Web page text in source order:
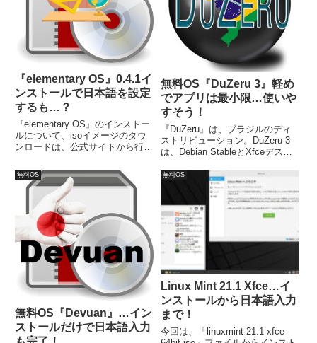
『elementary OS』0.4.1イ
ンストールで日本語を設定
するも…？
『elementary OS』のインストー
ルについて、isoイメージのタウ
ンロードは、公式サイトから行い
ができますので無料も可能です。
USBメモリへの書き込みは、
UNetbootinで行い、問題なくライ
ブ起動出来ています。
無料OS『DuZeru 3』軽め
でアプリは最小限…使いや
すそう！
『DuZeru』は、ブラジルのディ
ストリビューション。DuZeru 3
は、Debian StableとXfceデスク
インストールアプリは最小限で
す。システム要件については、
CPU：1.0 Ghz、RAM：512MB、
HD：4.5GB。
無料OS
無料OS『Devuan』…イン
ストールだけで日本語入力
無料OS
Linux Mint 21.1 Xfce…イ
ンストールから日本語入力
まで！
今回は、「linuxmint-21.1-xfce-